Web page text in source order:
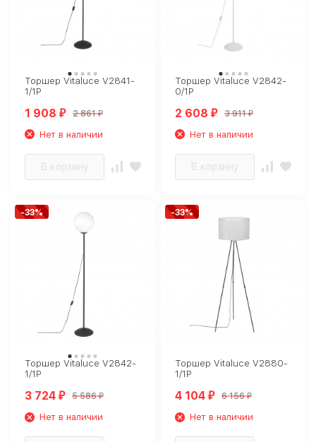
Торшер Vitaluce V2841-
1/1P
1 908₽ 2 861₽
Нет в наличии
В корзину
Торшер Vitaluce V2842-
0/1P
2 608₽ 3 911₽
Нет в наличии
В корзину
-33%
Торшер Vitaluce V2842-
1/1P
3 724₽ 5 586₽
Нет в наличии
-33%
Торшер Vitaluce V2880-
1/1P
4 104₽ 6 156₽
Нет в наличии